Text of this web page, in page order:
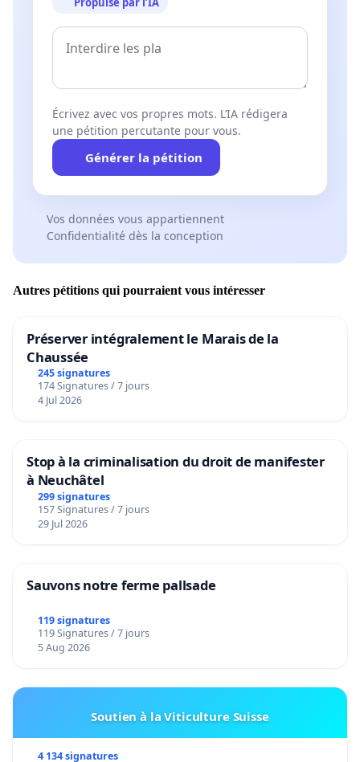
Écrivez avec vos propres mots. L’IA rédigera
une pétition percutante pour vous.
Générer la pétition
Vos données vous appartiennent
Confidentialité dès la conception
Autres pétitions qui pourraient vous intéresser
Préserver intégralement le Marais de la
Chaussée
245 signatures
174 Signatures / 7 jours
4 Jul 2026
Stop à la criminalisation du droit de manifester
à Neuchâtel
299 signatures
157 Signatures / 7 jours
29 Jul 2026
Sauvons notre ferme pallsade
119 signatures
119 Signatures / 7 jours
5 Aug 2026
Soutien à la Viticulture Suisse
4 134 signatures